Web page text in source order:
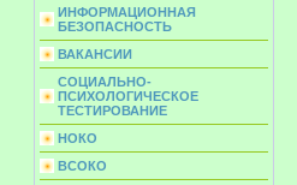
ИНФОРМАЦИОННАЯ
БЕЗОПАСНОСТЬ
ВАКАНСИИ
СОЦИАЛЬНО-
ПСИХОЛОГИЧЕСКОЕ
ТЕСТИРОВАНИЕ
НОКО
ВСОКО